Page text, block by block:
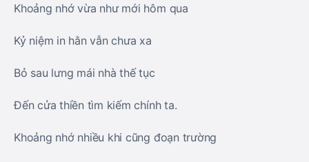
Khoảng nhớ vừa như mới hôm qua
Kỷ niệm in hằn vẫn chưa xa
Bỏ sau lưng mái nhà thế tục
Đến cửa thiền tìm kiếm chính ta.
Khoảng nhớ nhiều khi cũng đoạn trường